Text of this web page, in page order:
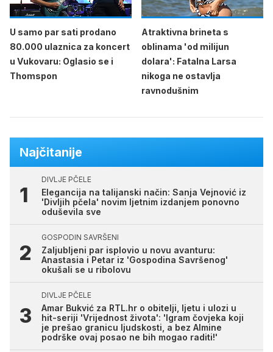
U samo par sati prodano
80.000 ulaznica za koncert
u Vukovaru: Oglasio se i
Thomspon
Atraktivna brineta s
oblinama 'od milijun
dolara': Fatalna Larsa
nikoga ne ostavlja
ravnodušnim
Najčitanije
DIVLJE PČELE
Elegancija na talijanski način: Sanja Vejnović iz
'Divljih pčela' novim ljetnim izdanjem ponovno
oduševila sve
GOSPODIN SAVRŠENI
Zaljubljeni par isplovio u novu avanturu:
Anastasia i Petar iz 'Gospodina Savršenog'
okušali se u ribolovu
DIVLJE PČELE
Amar Bukvić za RTL.hr o obitelji, ljetu i ulozi u
hit-seriji 'Vrijednost života': 'Igram čovjeka koji
je prešao granicu ljudskosti, a bez Almine
podrške ovaj posao ne bih mogao raditi!'